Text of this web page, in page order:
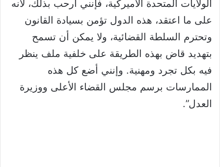
الولايات المتحدة الاميركية، فإنني أرحب بذلك، لانه
على ما اعتقد، هذه الدول تؤمن بسيادة القانون
وتحترم السلطة القضائية، ولا يمكن أن تسمح
بتهديد قاض بهذه الطريقة على خلفية ملف ينظر
فيه بكل تجرد ومهنية. وإنني أضع كل هذه
الممارسات برسم مجلس القضاء الأعلى ووزيرة
العدل”.